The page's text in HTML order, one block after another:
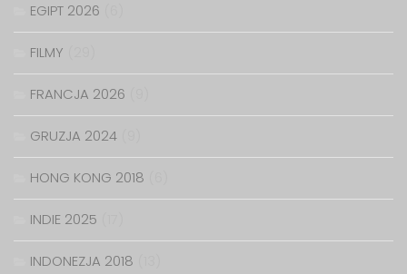
EGIPT 2026
FILMY
FRANCJA 2026
GRUZJA 2024
HONG KONG 2018
INDIE 2025
INDONEZJA 2018